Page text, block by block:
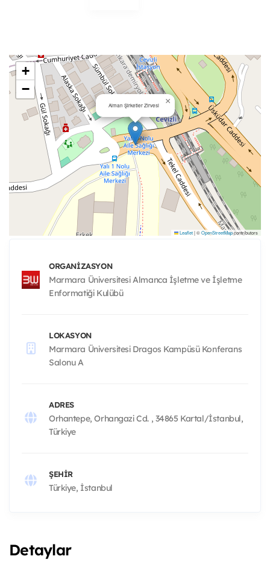
Alman Şirketler Zirvesi ×
+
−
Leaflet|©OpenStreetMapcontributors
ORGANIZASYON
Marmara Üniversitesi Almanca İşletme ve İşletme
Enformatiği Kulübü
LOKASYON
Marmara Üniversitesi Dragos Kampüsü Konferans
Salonu A
ADRES
Orhantepe, Orhangazi Cd. , 34865 Kartal/İstanbul,
Türkiye
ŞEHIR
Türkiye, İstanbul
Detaylar